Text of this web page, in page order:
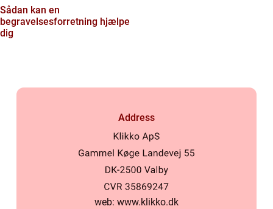
Sådan kan en
begravelsesforretning hjælpe
dig
Address
web: www.klikko.dk